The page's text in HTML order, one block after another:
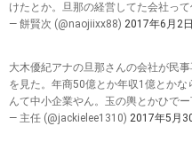
けたとか。旦那の経営してた会社っ
— 餅賢次 (@naojiixx88) 2017年6月2日
大木優紀アナの旦那さんの会社が民
を見た。年商50億とか年収1億とか
んて中小企業やん。玉の輿とかひで
— 主任 (@jackielee1310) 2017年5月